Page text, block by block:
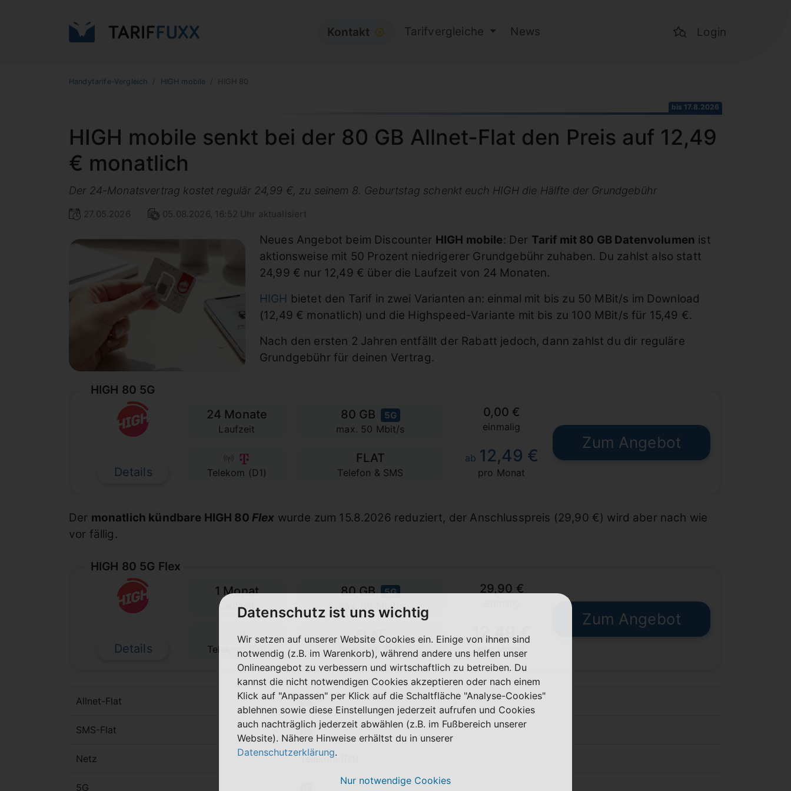
Kontakt ⦿ Tarifvergleiche News Login
Handytarife-Vergleich HIGH mobile HIGH 80
bis 17.8.2026
HIGH mobile senkt bei der 80 GB Allnet-Flat den Preis auf 12,49
€ monatlich
Der 24-Monatsvertrag kostet regulär 24,99 €, zu seinem 8. Geburtstag schenkt euch HIGH die Hälfte der Grundgebühr
27.05.2026 05.08.2026, 16:52 Uhr aktualisiert
Neues Angebot beim Discounter HIGH mobile: Der Tarif mit 80 GB Datenvolumen ist
aktionsweise mit 50 Prozent niedrigerer Grundgebühr zuhaben. Du zahlst also statt
24,99 € nur 12,49 € über die Laufzeit von 24 Monaten.
HIGH bietet den Tarif in zwei Varianten an: einmal mit bis zu 50 MBit/s im Download
(12,49 € monatlich) und die Highspeed-Variante mit bis zu 100 MBit/s für 15,49 €.
Nach den ersten 2 Jahren entfällt der Rabatt jedoch, dann zahlst du dir reguläre
Grundgebühr für deinen Vertrag.
HIGH 80 5G
Details
24 Monate
Laufzeit
Telekom (D1)
80 GB 5G
max. 50 Mbit/s
FLAT
Telefon & SMS
0,00 €
einmalig
ab 12,49 €
pro Monat
Zum Angebot
Der monatlich kündbare HIGH 80 Flex wurde zum 15.8.2026 reduziert, der Anschlusspreis (29,90 €) wird aber nach wie
vor fällig.
HIGH 80 5G Flex
Details
1 Monat
Laufzeit
Telekom (D1)
80 GB 5G
max. 50 Mbit/s
FLAT
Telefon & SMS
29,90 €
12,49 €
pro Monat
Zum Angebot
Allnet-Flat ✅
SMS-Flat ✅
Netz Telekom (D1)
5G
Datenschutz ist uns wichtig
Wir setzen auf unserer Website Cookies ein. Einige von ihnen sind
notwendig (z.B. im Warenkorb), während andere uns helfen unser
Onlineangebot zu verbessern und wirtschaftlich zu betreiben. Du
kannst die nicht notwendigen Cookies akzeptieren oder nach einem
Klick auf "Anpassen" per Klick auf die Schaltfläche "Analyse-Cookies"
ablehnen sowie diese Einstellungen jederzeit aufrufen und Cookies
auch nachträglich jederzeit abwählen (z.B. im Fußbereich unserer
Website). Nähere Hinweise erhältst du in unserer
Datenschutzerklärung.
Nur notwendige Cookies